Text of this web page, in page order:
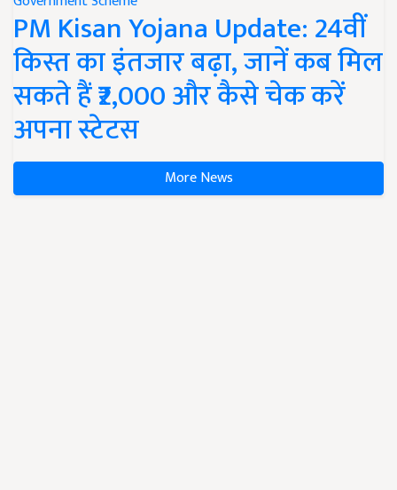
PM Kisan Yojana Update: 24वीं
किस्त का इंतजार बढ़ा, जानें कब मिल
सकते हैं ₹2,000 और कैसे चेक करें
अपना स्टेटस
More News